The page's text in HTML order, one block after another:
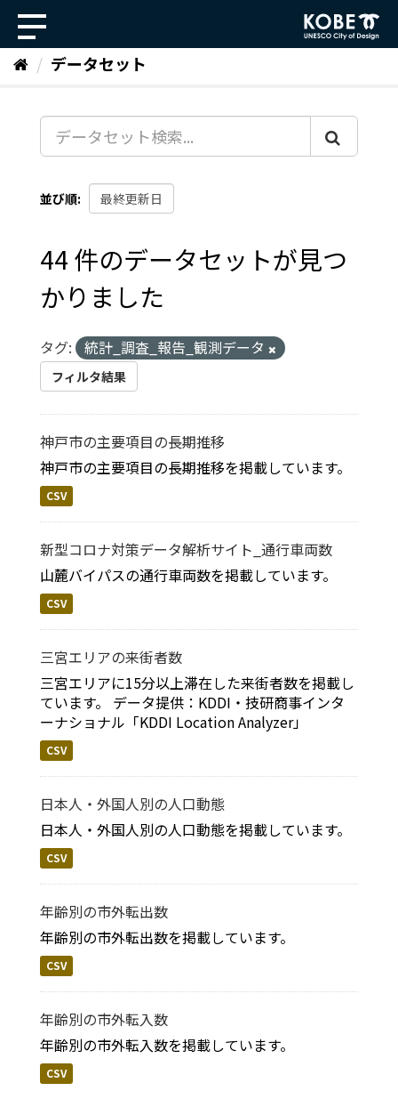
ッ
データセット
並び順
44 件のデータセットが見つ
かりました
タグ: 統計_調査_報告_観測データ
フィルタ結果
神戸市の主要項目の長期推移
神戸市の主要項目の長期推移を掲載しています。
CSV
新型コロナ対策データ解析サイト_通行車両数
山麓バイパスの通行車両数を掲載しています。
CSV
三宮エリアの来街者数
三宮エリアに15分以上滞在した来街者数を掲載し
ています。 データ提供：KDDI・技研商事インタ
ーナショナル「KDDI Location Analyzer」
CSV
日本人・外国人別の人口動態
日本人・外国人別の人口動態を掲載しています。
CSV
年齢別の市外転出数
年齢別の市外転出数を掲載しています。
CSV
年齢別の市外転入数
年齢別の市外転入数を掲載しています。
CSV